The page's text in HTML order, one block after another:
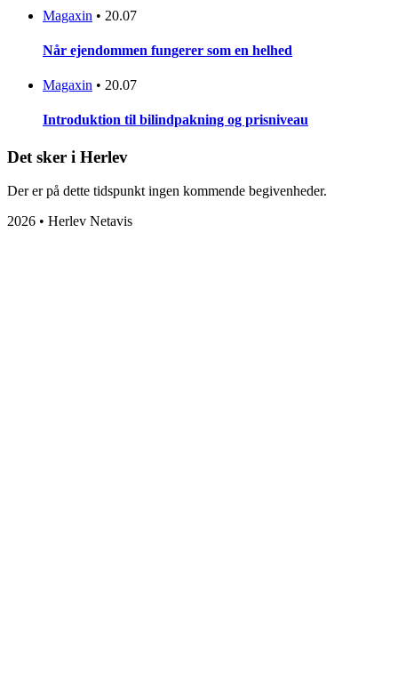
Magaxin • 20.07
Når ejendommen fungerer som en helhed
Magaxin • 20.07
Introduktion til bilindpakning og prisniveau
Det sker i Herlev
Der er på dette tidspunkt ingen kommende begivenheder.
2026 • Herlev Netavis